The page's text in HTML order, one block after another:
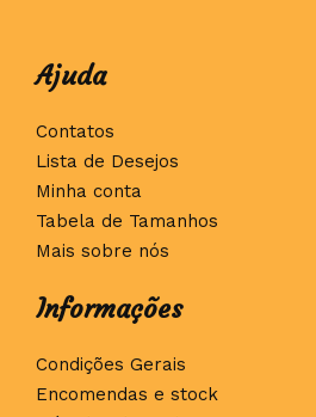
Ajuda
Contatos
Lista de Desejos
Minha conta
Tabela de Tamanhos
Mais sobre nós
Informações
Condições Gerais
Encomendas e stock